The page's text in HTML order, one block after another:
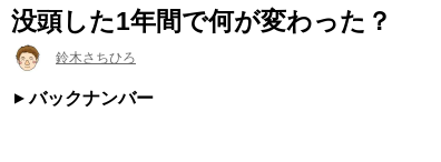
没頭した1年間で何が変わった？
鈴木さちひろ
バックナンバー